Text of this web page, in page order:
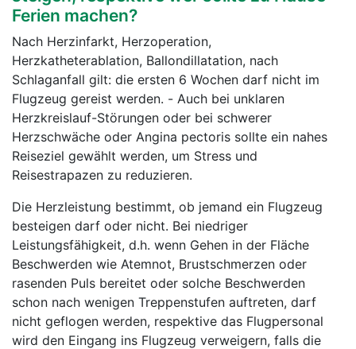
Ferien machen?
Nach Herzinfarkt, Herzoperation,
Herzkatheterablation, Ballondillatation, nach
Schlaganfall gilt: die ersten 6 Wochen darf nicht im
Flugzeug gereist werden. - Auch bei unklaren
Herzkreislauf-Störungen oder bei schwerer
Herzschwäche oder Angina pectoris sollte ein nahes
Reiseziel gewählt werden, um Stress und
Reisestrapazen zu reduzieren.
Die Herzleistung bestimmt, ob jemand ein Flugzeug
besteigen darf oder nicht. Bei niedriger
Leistungsfähigkeit, d.h. wenn Gehen in der Fläche
Beschwerden wie Atemnot, Brustschmerzen oder
rasenden Puls bereitet oder solche Beschwerden
schon nach wenigen Treppenstufen auftreten, darf
nicht geflogen werden, respektive das Flugpersonal
wird den Eingang ins Flugzeug verweigern, falls die